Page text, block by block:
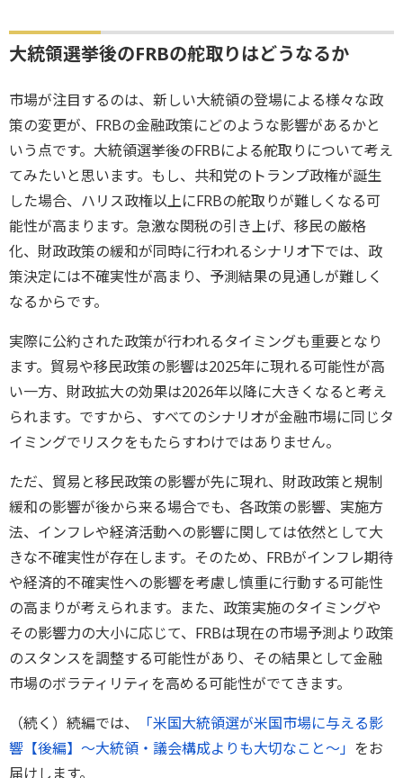
大統領選挙後のFRBの舵取りはどうなるか
市場が注目するのは、新しい大統領の登場による様々な政
策の変更が、FRBの金融政策にどのような影響があるかと
いう点です。大統領選挙後のFRBによる舵取りについて考え
てみたいと思います。もし、共和党のトランプ政権が誕生
した場合、ハリス政権以上にFRBの舵取りが難しくなる可
能性が高まります。急激な関税の引き上げ、移民の厳格
化、財政政策の緩和が同時に行われるシナリオ下では、政
策決定には不確実性が高まり、予測結果の見通しが難しく
なるからです。
実際に公約された政策が行われるタイミングも重要となり
ます。貿易や移民政策の影響は2025年に現れる可能性が高
い一方、財政拡大の効果は2026年以降に大きくなると考え
られます。ですから、すべてのシナリオが金融市場に同じタ
イミングでリスクをもたらすわけではありません。
ただ、貿易と移民政策の影響が先に現れ、財政政策と規制
緩和の影響が後から来る場合でも、各政策の影響、実施方
法、インフレや経済活動への影響に関しては依然として大
きな不確実性が存在します。そのため、FRBがインフレ期待
や経済的不確実性への影響を考慮し慎重に行動する可能性
の高まりが考えられます。また、政策実施のタイミングや
その影響力の大小に応じて、FRBは現在の市場予測より政策
のスタンスを調整する可能性があり、その結果として金融
市場のボラティリティを高める可能性がでてきます。
（続く）続編では、
「米国大統領選が米国市場に与える影
響【後編】～大統領・議会構成よりも大切なこと～」 をお
届けします。